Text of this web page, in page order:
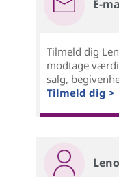
E-
Tilmeld dig
modtage
salg,
Tilmeld dig >